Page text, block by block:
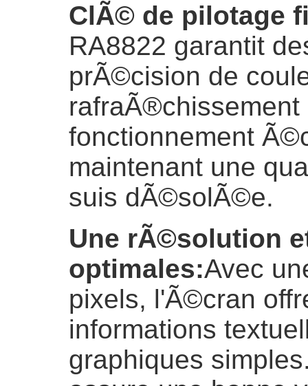
ClÃ© de pilotage
RA8822 garantit
prÃ©cision de
fonctionnement
maintenant une
suis dÃ©solÃ©e.
Une rÃ©solution
optimales:Avec
pixels, l'Ã©cran
informations
graphiques